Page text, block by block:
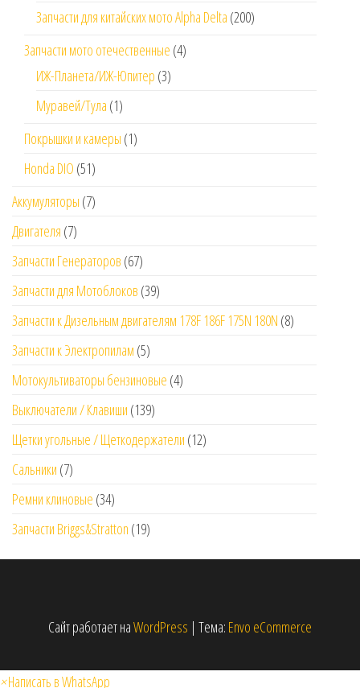
Запчасти для китайских мото Alpha Delta (200)
Запчасти мото отечественные (4)
ИЖ-Планета/ИЖ-Юпитер (3)
Муравей/Тула (1)
Покрышки и камеры (1)
Honda DIO (51)
Аккумуляторы (7)
Двигателя (7)
Запчасти Генераторов (67)
Запчасти для Мотоблоков (39)
Запчасти к Дизельным двигателям 178F 186F 175N 180N (8)
Запчасти к Электропилам (5)
Мотокультиваторы бензиновые (4)
Выключатели / Клавиши (139)
Щетки угольные / Щеткодержатели (12)
Сальники (7)
Ремни клиновые (34)
Запчасти Briggs&Stratton (19)
Сайт работает наWordPress | Тема: Envo eCommerce
×Написать в WhatsApp